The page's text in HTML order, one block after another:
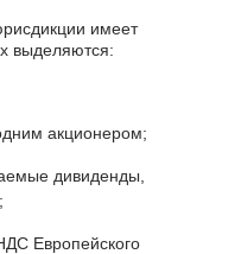
имеет
выделяются:
акционером;
дивиденды,
Европейского